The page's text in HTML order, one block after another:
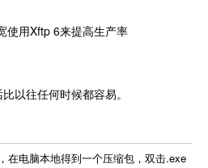
使用Xftp 6来提高生产率
以往任何时候都容易。
在电脑本地得到一个压缩包，双击.exe